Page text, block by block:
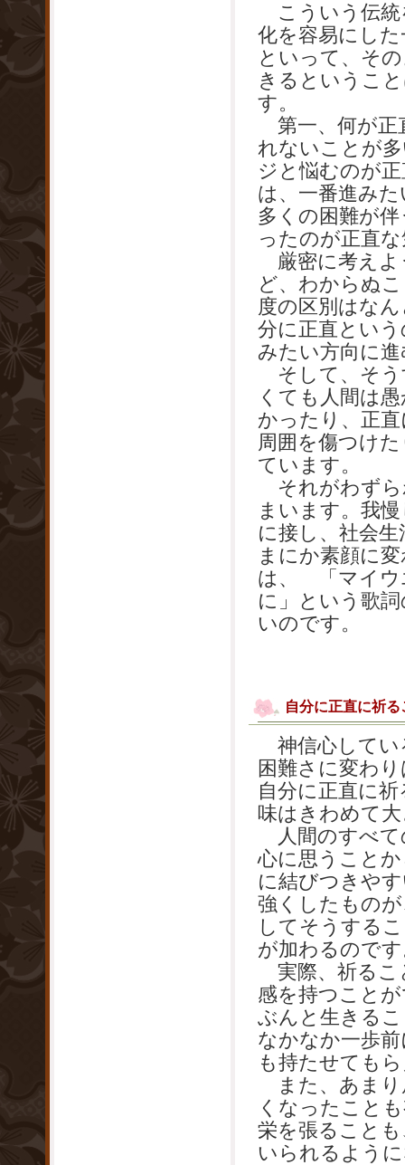
こういう伝統
化を容易にし
といって、そ
きるというこ
す。
第一、何が正
れないことが
ジと悩むのが
は、一番進み
多くの困難が
ったのが正直
厳密に考えよ
ど、わからぬ
度の区別はな
分に正直とい
みたい方向に
そして、そう
くても人間は
かったり、正
周囲を傷つけ
ています。
それがわずら
まいます。我
に接し、社会
まにか素顔に
は、 「マイウ
に」という歌
いのです。
自分に正直に祈
神信心してい
困難さに変わ
自分に正直に
味はきわめて
人間のすべて
心に思うこと
に結びつきや
強くしたもの
してそうする
が加わるので
実際、祈るこ
感を持つこと
ぶんと生きる
なかなか一歩
も持たせても
また、あまり
くなったこと
栄を張ること
いられるよう